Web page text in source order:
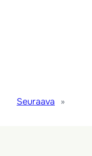
Seuraava »